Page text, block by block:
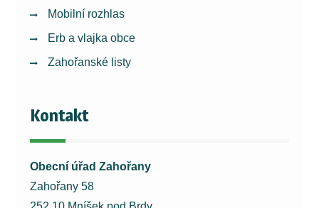
Mobilní rozhlas
Erb a vlajka obce
Zahořanské listy
Kontakt
Obecní úřad Zahořany
Zahořany 58